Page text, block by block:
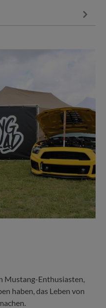
Mustang-Enthusiasten,
haben, das Leben von